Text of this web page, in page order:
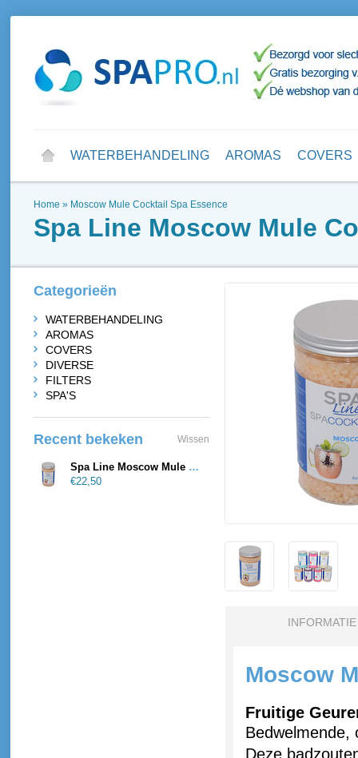
WATERBEHANDELING AROMAS COVERS
Home » Moscow Mule Cocktail Spa Essence
Spa Line Moscow Mule
INFORMATIE
Moscow
Fruitige
Bedwelmende,
Deze
Categorieën
WATERBEHANDELING
AROMAS
COVERS
DIVERSE
FILTERS
SPA'S
Recent bekeken Wissen
Spa Line Moscow Mule Cocktail Spa Essence
€22,50